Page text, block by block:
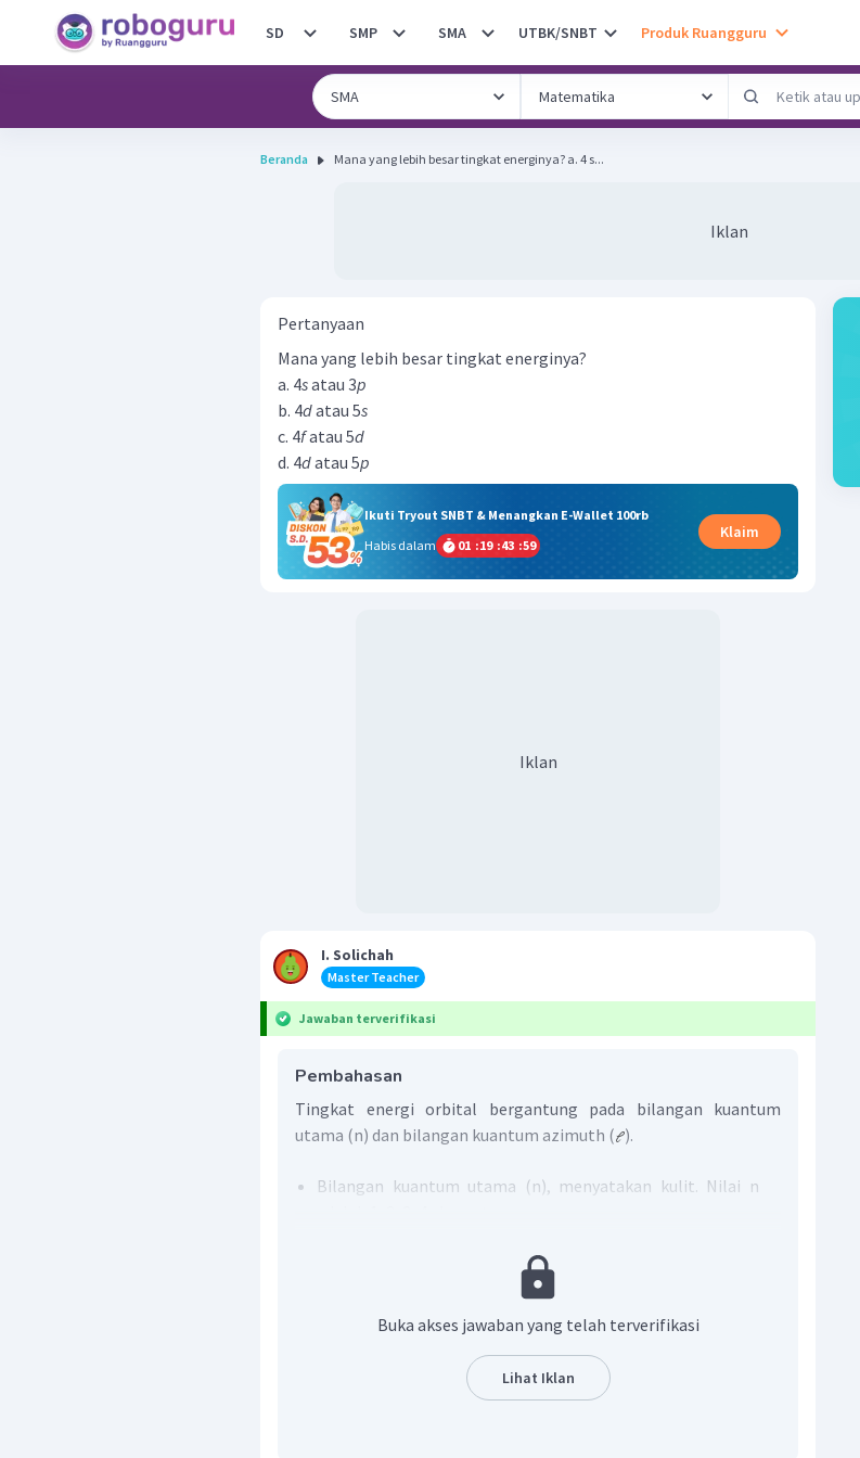
SD SMP SMA UTBK/SNBT Produk Ruangguru
Beranda Mana yang lebih besar tingkat energinya? a. 4 s...
Iklan
Pertanyaan
Mana yang lebih besar tingkat energinya?
a. 4satau 3p
b. 4datau 5s
c. 4fatau 5d
d. 4datau 5p
Ikuti Tryout SNBT & Menangkan E-Wallet 100rb
Habis dalam
01 :19 :43 :59
Klaim
Iklan
I. Solichah
Master Teacher
Jawaban terverifikasi
Pembahasan
Tingkat energi orbital bergantung pada bilangan kuantum
utama (n) dan bilangan kuantum azimuth ( ).
Bilangan kuantum utama (n), menyatakan kulit. Nilai n
Lambangnya adalah sebagai berikut.
Buka akses jawaban yang telah terverifikasi
Lihat Iklan